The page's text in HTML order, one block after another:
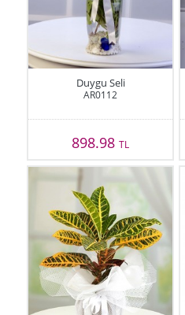
Duygu Seli
AR0112
898.98TL